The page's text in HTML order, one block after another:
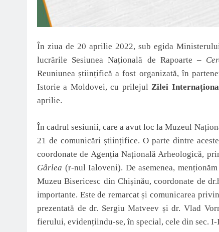
În ziua de 20 aprilie 2022, sub egida
lucrările Sesiunea Națională de Rapoarte –
Reuniunea științifică a fost organizată, în
Istorie a Moldovei, cu prilejulZilei
aprilie.
În cadrul sesiunii, care a avut loc la Muzeul
21 de comunicări științifice. O parte dintre
coordonate de Agenția Națională Arheologică,
Gârlea (r-nul Ialoveni). De asemenea,
Muzeu Bisericesc din Chișinău, coordonate de
importante. Este de remarcat și comunicarea
prezentată de dr. Sergiu Matveev și dr. Vlad
fierului, evidențiindu-se, în special, cele din sec. I-